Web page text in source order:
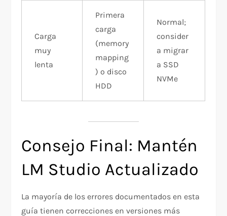
Carga
muy
lenta
Primera
carga
(memory
mapping
) o disco
HDD
Normal;
consider
a migrar
a SSD
NVMe
Consejo Final: Mantén
LM Studio Actualizado
La mayoría de los errores documentados en esta
guía tienen correcciones en versiones más